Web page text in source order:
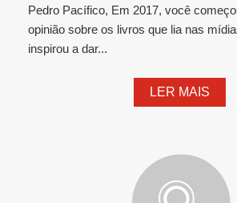
Pedro Pacífico, Em 2017, você
opinião sobre os livros que lia nas
inspirou a dar...
LER MAIS